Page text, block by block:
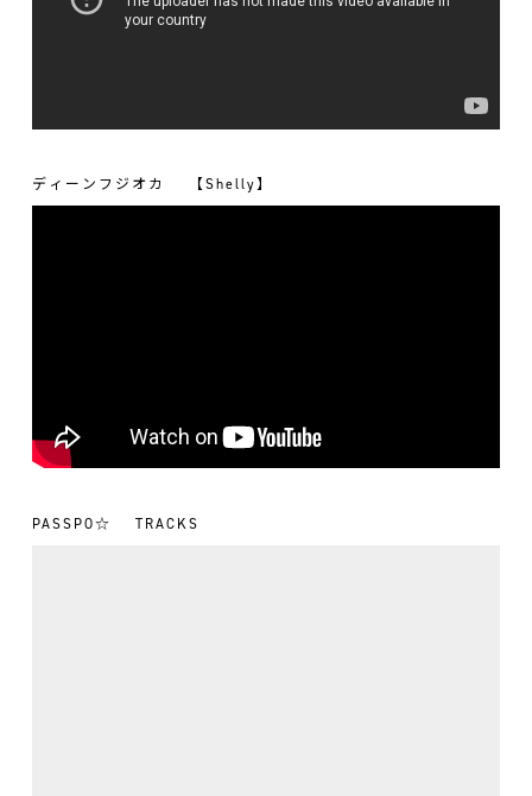
ディーンフジオカ 【Shelly】
PASSPO☆ TRACKS